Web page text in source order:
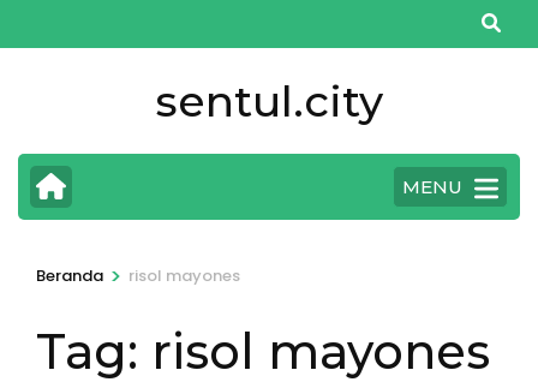
ke
Enter)
sentul.city
MENU
Beranda > risol mayones
Tag: risol mayones